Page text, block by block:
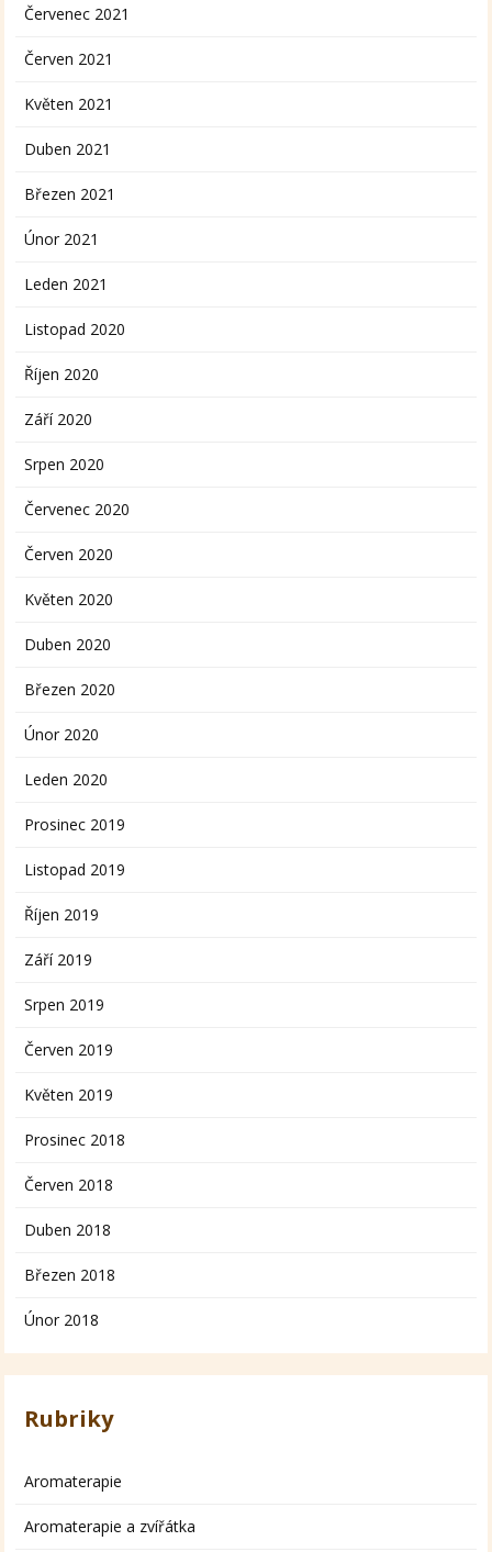
Červenec 2021
Červen 2021
Květen 2021
Duben 2021
Březen 2021
Únor 2021
Leden 2021
Listopad 2020
Říjen 2020
Září 2020
Srpen 2020
Červenec 2020
Červen 2020
Květen 2020
Duben 2020
Březen 2020
Únor 2020
Leden 2020
Prosinec 2019
Listopad 2019
Říjen 2019
Září 2019
Srpen 2019
Červen 2019
Květen 2019
Prosinec 2018
Červen 2018
Duben 2018
Březen 2018
Únor 2018
Rubriky
Aromaterapie
Aromaterapie a zvířátka